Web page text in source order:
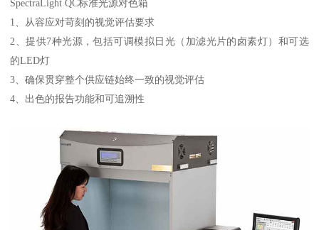
SpectraLight QC标准光源对色箱
1
从容应对苛刻的视觉评估要求
2 、提供7种光源，包括可调模拟日光（加滤光片的卤素灯）和可选
的LED灯
3 、确保贯穿整个供应链始终一致的视觉评估
4
出色的报告功能和可追溯性